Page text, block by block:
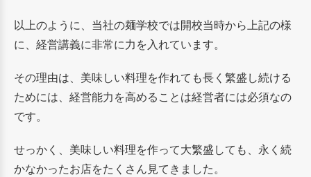
以上のように、当社の麺学校では開校当時から上記の様
に、経営講義に非常に力を入れています。
その理由は、美味しい料理を作れても長く繁盛し続ける
ためには、経営能力を高めることは経営者には必須なの
です。
せっかく、美味しい料理を作って大繁盛しても、永く続
かなかったお店をたくさん見てきました。